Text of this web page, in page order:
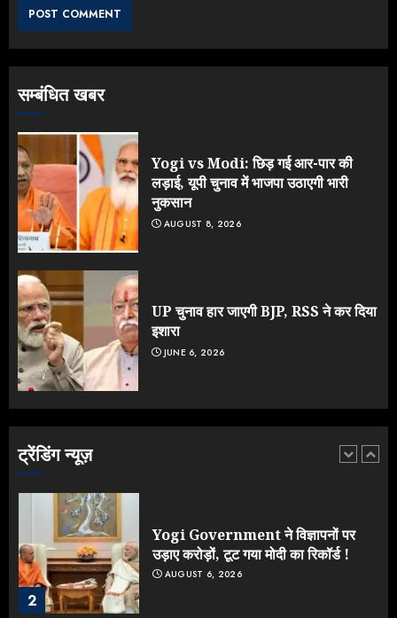
सम्बंधित खबर
Yogi vs Modi: छिड़ गई आर-पार की
लड़ाई, यूपी चुनाव में भाजपा उठाएगी भारी
नुकसान
AUGUST 8, 2026
UP चुनाव हार जाएगी BJP, RSS ने कर दिया
इशारा
JUNE 6, 2026
ट्रेंडिंग न्यूज़
4
5
JULY 23, 2026
1
लड़ाई, यूपी चुनाव में भाजपा उठाएगी भारी
नुकसान
2
Yogi Government ने विज्ञापनों पर
उड़ाए करोड़ों, टूट गया मोदी का रिकॉर्ड !
AUGUST 6, 2026